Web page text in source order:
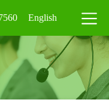
English